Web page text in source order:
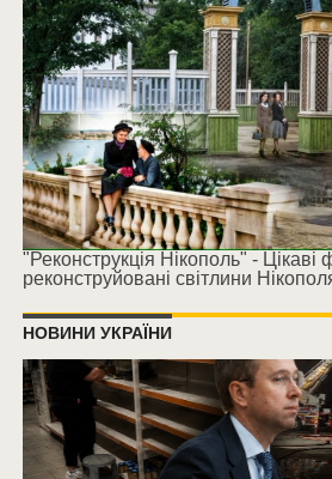
"Реконструкція Нікополь" - Цікаві
реконструйовані світлини
НОВИНИ УКРАЇНИ